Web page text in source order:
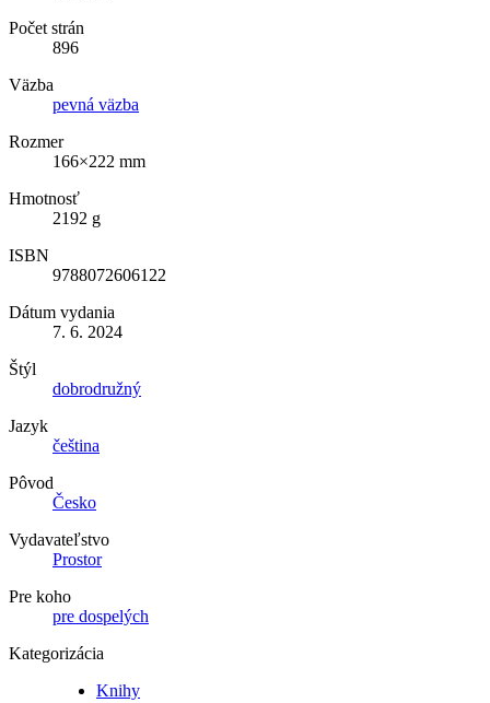
Počet strán
896
Väzba
pevná väzba
Rozmer
166×222 mm
Hmotnosť
2192 g
ISBN
9788072606122
Dátum vydania
7. 6. 2024
Štýl
dobrodružný
Jazyk
čeština
Pôvod
Česko
Vydavateľstvo
Prostor
Pre koho
pre dospelých
Kategorizácia
Knihy